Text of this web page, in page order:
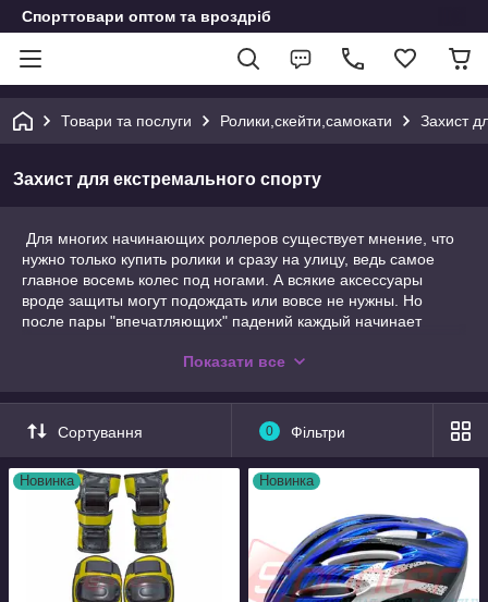
Спорттовари оптом та вроздріб
Товари та послуги Ролики,скейти,самокати Захист
Захист для екстремального спорту
Для многих начинающих роллеров существует мнение, что
нужно только купить ролики и сразу на улицу, ведь самое
главное восемь колес под ногами. А всякие аксессуары
вроде защиты могут подождать или вовсе не нужны. Но
после пары "впечатляющих" падений каждый начинает
защиты для роллеров выглядит так:
снаружи и амортизирующая обшитая тканью
прокладка изнутри
захист зап'ястя
: захищає кисть від ударів і вивихів за
допомогою жорстких пластин з тильної сторони
шолом: захищає голову при падіннях.На жаль
Показати все
Сортування 0 Фільтри
Новинка Новинка